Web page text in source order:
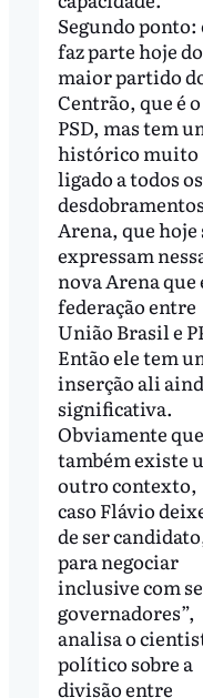
Segundo ponto:
faz parte hoje do
maior partido
Centrão, que é o
PSD, mas tem
histórico muito
ligado a todos os
Arena, que hoje
expressam
nova Arena que
federação entre
União Brasil e
Então ele tem
inserção ali
significativa.
Obviamente que
também existe
outro contexto,
caso Flávio
de ser
para negociar
inclusive com
governadores”,
analisa o
político sobre a
divisão entre